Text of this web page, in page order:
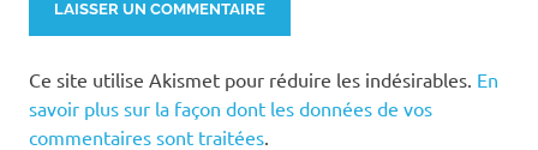
Ce site utilise Akismet pour réduire les indésirables. En
savoir plus sur la façon dont les données de vos
commentaires sont traitées